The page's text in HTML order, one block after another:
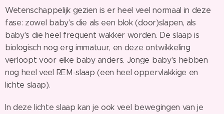
Wetenschappelijk gezien is er heel veel normaal in deze
fase: zowel baby's die als een blok (door)slapen, als
baby's die heel frequent wakker worden. De slaap is
biologisch nog erg immatuur, en deze ontwikkeling
verloopt voor elke baby anders. Jonge baby's hebben
nog heel veel REM-slaap (een heel oppervlakkige en
lichte slaap).
In deze lichte slaap kan je ook veel bewegingen van je